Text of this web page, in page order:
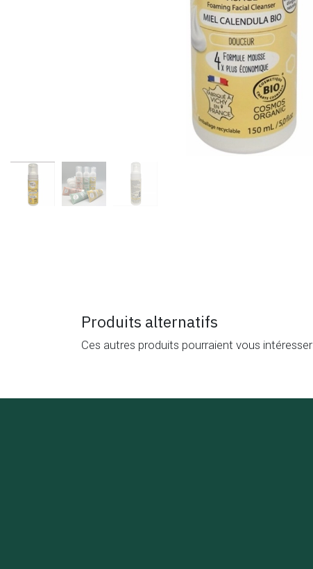
Produits alternatifs
Ces autres produits pourraient vous intéresser